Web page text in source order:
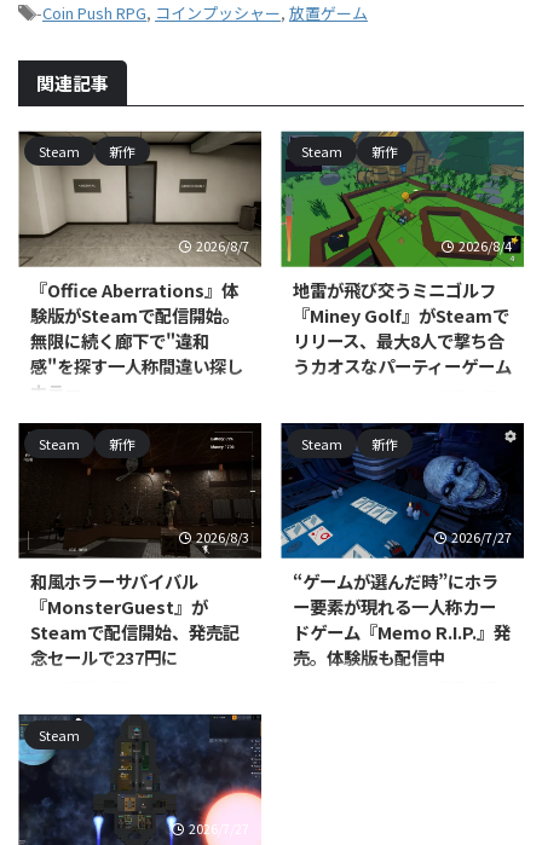
-Coin Push RPG, コインプッシャー, 放置ゲーム
関連記事
Steam 新作
2026/8/7
『Office Aberrations』体
験版がSteamで配信開始。
無限に続く廊下で"違和
感"を探す一人称間違い探し
ホラー
North Point Gamesが開発・パブ
リッシングを手がける
PC（Windows/Mac、Steam）向
けカジュアル・シミュレーション
『Office Aberrations』の体験版
が配信開始されました。本編の発
ており、正式な発売日はまだ発表
されていません。 本作は、無限
にループするオフィスの廊下を舞
台にした、一人称視点の間違い探
を細部まで観察し、通常の光景に
紛れ込んだ"アベレーション（異
常）"を見極めながら、唯一の脱
出方法を探っていきます ...
Steam 新作
2026/8/4
地雷が飛び交うミニゴルフ
『Miney Golf』がSteamで
リリース、最大8人で撃ち合
うカオスなパーティーゲーム
するPC（Steam）向けカジュア
ルミニゴルフ戦略ゲーム『Miney
Golf』が、2026年7月15日にリリ
ースされました。対応プラットフ
ォームはWindows/Mac/Linux
で、価格は800円です。 本作は、
コースの至る所に地雷を仕掛けて
パッティングを繰り広げるミニゴ
ルフです。物理演算に基づいたボ
ールの動きを利用しつつ、地雷を
使って地形を破壊したり対戦相手
Steam 新作
2026/8/3
和風ホラーサバイバル
『MonsterGuest』が
Steamで配信開始、発売記
念セールで237円に
PC（Steam）向けインディー・
シミュレーションゲーム
『MonsterGuest』が、2026年7月
22日に配信開始されました。あ
わせて発売記念セールも実施され
ており、通常価格395円（税込）
Steam 新作
2026/7/27
“ゲームが選んだ時”にホラ
ー要素が現れる一人称カー
ドゲーム『Memo R.I.P.』発
売。体験版も配信中
Steam
2026/7/27